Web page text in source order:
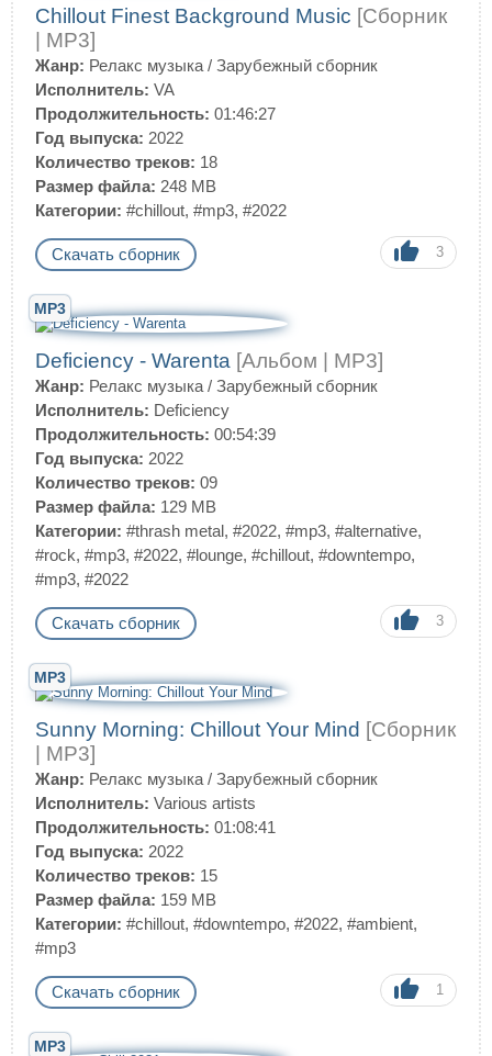
Chillout Finest Background Music [Сборник
| MP3]
Жанр: Релакс музыка / Зарубежный сборник
Исполнитель: VA
Продолжительность: 01:46:27
Год выпуска: 2022
Количество треков: 18
Размер файла: 248 MB
Категории: #chillout, #mp3, #2022
Скачать сборник 3
MP3
Deficiency - Warenta [Альбом | MP3]
Жанр: Релакс музыка / Зарубежный сборник
Исполнитель: Deficiency
Продолжительность: 00:54:39
Год выпуска: 2022
Количество треков: 09
Размер файла: 129 MB
Категории: #thrash metal, #2022, #mp3, #alternative,
#rock, #mp3, #2022, #lounge, #chillout, #downtempo,
#mp3, #2022
Скачать сборник 3
MP3
Sunny Morning: Chillout Your Mind [Сборник
| MP3]
Жанр: Релакс музыка / Зарубежный сборник
Исполнитель: Various artists
Продолжительность: 01:08:41
Год выпуска: 2022
Количество треков: 15
Размер файла: 159 MB
Категории: #chillout, #downtempo, #2022, #ambient,
#mp3
Скачать сборник 1
MP3